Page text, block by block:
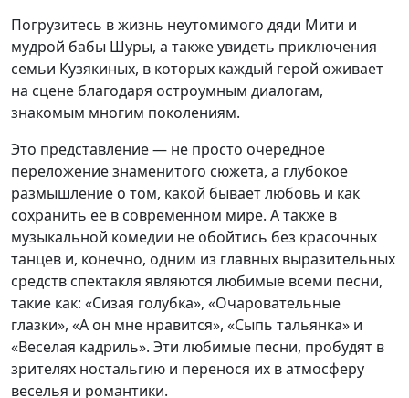
Погрузитесь в жизнь неутомимого дяди Мити и
мудрой бабы Шуры, а также увидеть приключения
семьи Кузякиных, в которых каждый герой оживает
на сцене благодаря остроумным диалогам,
знакомым многим поколениям.
Это представление — не просто очередное
переложение знаменитого сюжета, а глубокое
размышление о том, какой бывает любовь и как
сохранить её в современном мире. А также в
музыкальной комедии не обойтись без красочных
танцев и, конечно, одним из главных выразительных
средств спектакля являются любимые всеми песни,
такие как: «Сизая голубка», «Очаровательные
глазки», «А он мне нравится», «Сыпь тальянка» и
«Веселая кадриль». Эти любимые песни, пробудят в
зрителях ностальгию и перенося их в атмосферу
веселья и романтики.